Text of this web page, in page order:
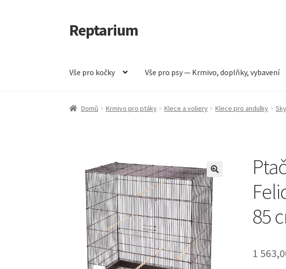
Přeskočit
na
Přejít
k
Reptarium
Vše pro kočky Vše pro psy — Krmivo, doplňky, vybavení
Úvodní stránka Malá zvířata — Klece, krmivo, vybavení
Domů Krmivo pro ptáky Klece a voliery Klece pro andulky
85
1